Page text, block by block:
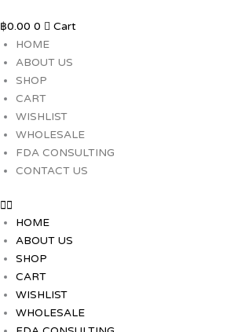
to
content
฿0.00 0
Cart
HOME
ABOUT US
SHOP
CART
WISHLIST
WHOLESALE
FDA CONSULTING
CONTACT US
HOME
ABOUT US
SHOP
CART
WISHLIST
WHOLESALE